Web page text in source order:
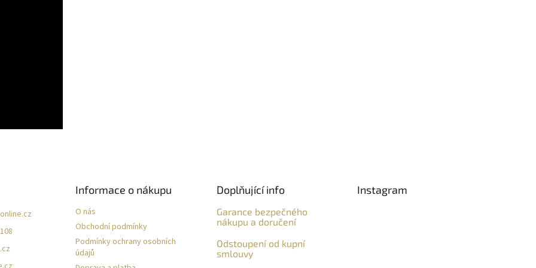
Informace o nákupu
O nás
Obchodní podmínky
Podmínky ochrany osobních
údajů
Doplňující info
Garance bezpečného
nákupu a doručení
Odstoupení od kupní
smlouvy
Instagram